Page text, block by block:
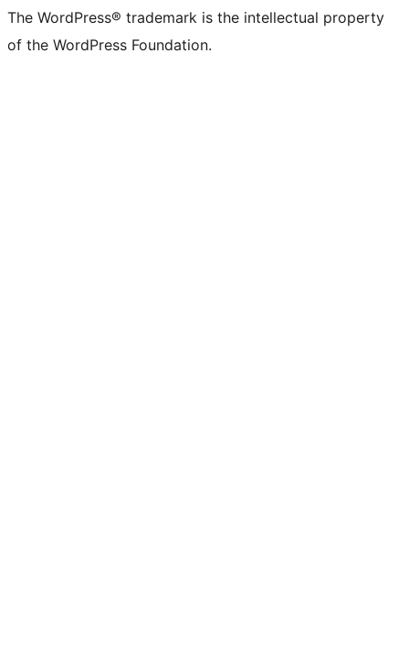
The WordPress® trademark is the intellectual property
of the WordPress Foundation.